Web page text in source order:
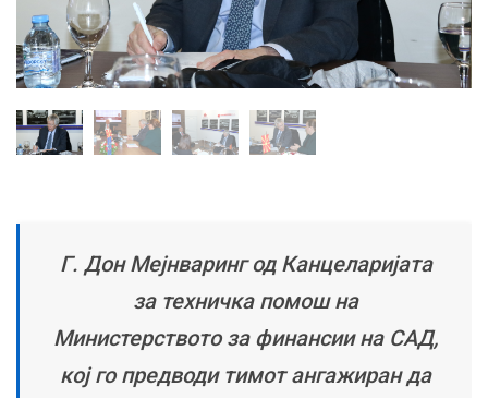
Г. Дон Мејнваринг од Канцеларијата
за техничка помош на
Министерството за финансии на САД,
кој го предводи тимот ангажиран да